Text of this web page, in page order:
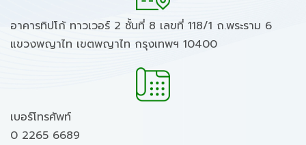
อาคารทิปโก้ ทาวเวอร์ 2 ชั้นที่ 8 เลขที่ 118/1 ถ.พระราม 6
แขวงพญาไท เขตพญาไท กรุงเทพฯ 10400
เบอร์โทรศัพท์
0 2265 6689